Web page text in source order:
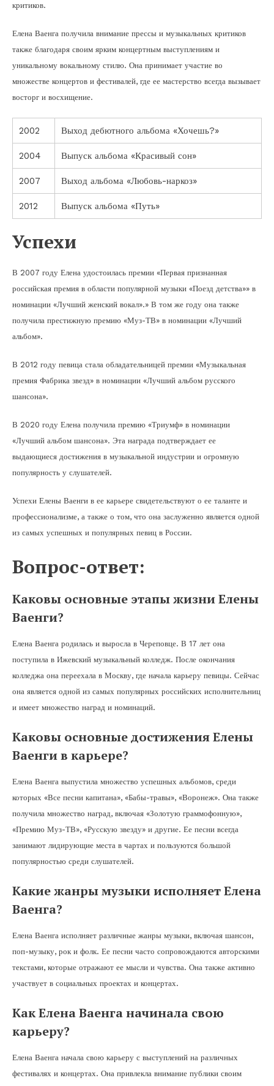
критиков.
Елена Ваенга получила внимание прессы и музыкальных критиков
также благодаря своим ярким концертным выступлениям и
уникальному вокальному стилю. Она принимает участие во
множестве концертов и фестивалей, где ее мастерство всегда вызывает
восторг и восхищение.
2002 Выход дебютного альбома «Хочешь?»
2004 Выпуск альбома «Красивый сон»
2007 Выход альбома «Любовь-наркоз»
2012 Выпуск альбома «Путь»
Успехи
В 2007 году Елена удостоилась премии «Первая признанная
российская премия в области популярной музыки «Поезд детства»» в
номинации «Лучший женский вокал».» В том же году она также
получила престижную премию «Муз-ТВ» в номинации «Лучший
альбом».
В 2012 году певица стала обладательницей премии «Музыкальная
премия Фабрика звезд» в номинации «Лучший альбом русского
шансона».
В 2020 году Елена получила премию «Триумф» в номинации
«Лучший альбом шансона». Эта награда подтверждает ее
выдающиеся достижения в музыкальной индустрии и огромную
популярность у слушателей.
Успехи Елены Ваенги в ее карьере свидетельствуют о ее таланте и
профессионализме, а также о том, что она заслуженно является одной
из самых успешных и популярных певиц в России.
Вопрос-ответ:
Каковы основные этапы жизни Елены
Ваенги?
Елена Ваенга родилась и выросла в Череповце. В 17 лет она
поступила в Ижевский музыкальный колледж. После окончания
колледжа она переехала в Москву, где начала карьеру певицы. Сейчас
она является одной из самых популярных российских исполнительниц
и имеет множество наград и номинаций.
Каковы основные достижения Елены
Ваенги в карьере?
Елена Ваенга выпустила множество успешных альбомов, среди
которых «Все песни капитана», «Бабы-травы», «Воронеж». Она также
получила множество наград, включая «Золотую граммофонную»,
«Премию Муз-ТВ», «Русскую звезду» и другие. Ее песни всегда
занимают лидирующие места в чартах и пользуются большой
популярностью среди слушателей.
Какие жанры музыки исполняет Елена
Ваенга?
Елена Ваенга исполняет различные жанры музыки, включая шансон,
поп-музыку, рок и фолк. Ее песни часто сопровождаются авторскими
текстами, которые отражают ее мысли и чувства. Она также активно
участвует в социальных проектах и концертах.
Как Елена Ваенга начинала свою
карьеру?
Елена Ваенга начала свою карьеру с выступлений на различных
фестивалях и концертах. Она привлекла внимание публики своим